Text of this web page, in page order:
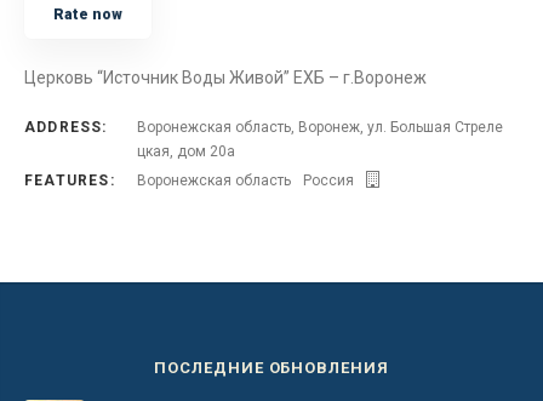
Rate now
Церковь “Источник Воды Живой” ЕХБ – г.Воронеж
ADDRESS:
Воронежская область, Воронеж, ул. Большая Стреле
цкая, дом 20а
FEATURES:
Воронежская область Россия
ПОСЛЕДНИЕ ОБНОВЛЕНИЯ